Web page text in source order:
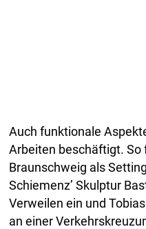
Auch funktionale
Arbeiten beschäftigt. So
Braunschweig als
Schiemenz’ Skulptur
Verweilen ein und
an einer